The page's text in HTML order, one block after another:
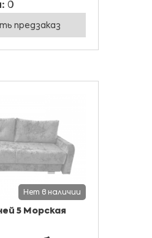
0
предзаказ
Нет в наличии
5 Морская